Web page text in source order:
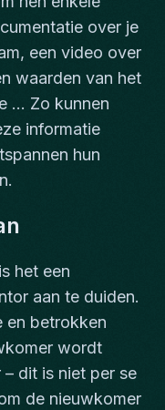
over je
een video over
waarden van het
... Zo kunnen
informatie
hun
het een
aan te duiden.
en betrokken
wordt
dit is niet per se
de nieuwkomer